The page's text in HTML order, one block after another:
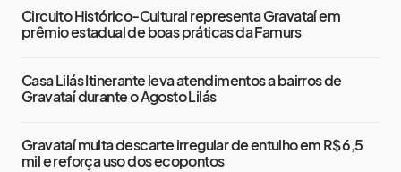
Circuito Histórico-Cultural representa Gravataí em
prêmio estadual de boas práticas da Famurs
Casa Lilás Itinerante leva atendimentos a bairros de
Gravataí durante o Agosto Lilás
Gravataí multa descarte irregular de entulho em R$ 6,5
mil e reforça uso dos ecopontos